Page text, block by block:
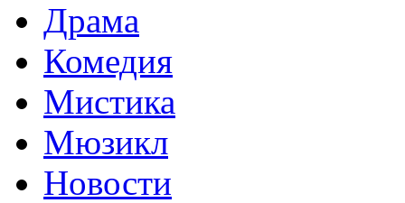
Драма
Комедия
Мистика
Мюзикл
Новости